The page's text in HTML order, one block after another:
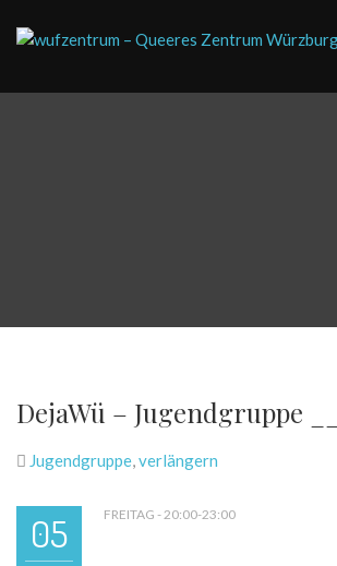
DejaWü – Jugendgruppe
Jugendgruppe,verlängern
05 FREITAG - 20:00-23:00